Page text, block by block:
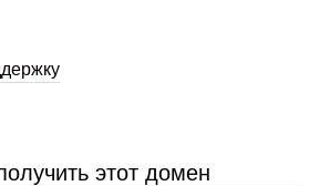
этот домен